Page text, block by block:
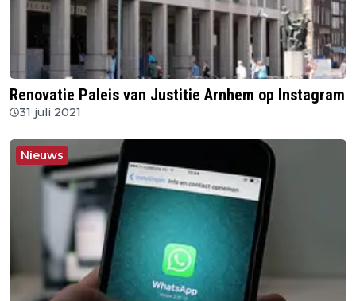
Renovatie Paleis van Justitie Arnhem op Instagram
31 juli 2021
Nieuws